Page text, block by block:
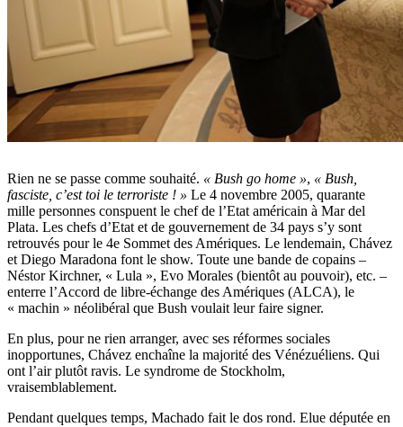
Rien ne se passe comme souhaité. « Bush go home », « Bush,
fasciste, c’est toi le terroriste ! » Le 4 novembre 2005, quarante
mille personnes conspuent le chef de l’Etat américain à Mar del
Plata. Les chefs d’Etat et de gouvernement de 34 pays s’y sont
retrouvés pour le 4e Sommet des Amériques. Le lendemain, Chávez
et Diego Maradona font le show. Toute une bande de copains –
Néstor Kirchner, « Lula », Evo Morales (bientôt au pouvoir), etc. –
enterre l’Accord de libre-échange des Amériques (ALCA), le
« machin » néolibéral que Bush voulait leur faire signer.
En plus, pour ne rien arranger, avec ses réformes sociales
inopportunes, Chávez enchaîne la majorité des Vénézuéliens. Qui
ont l’air plutôt ravis. Le syndrome de Stockholm,
vraisemblablement.
Pendant quelques temps, Machado fait le dos rond. Elue députée en